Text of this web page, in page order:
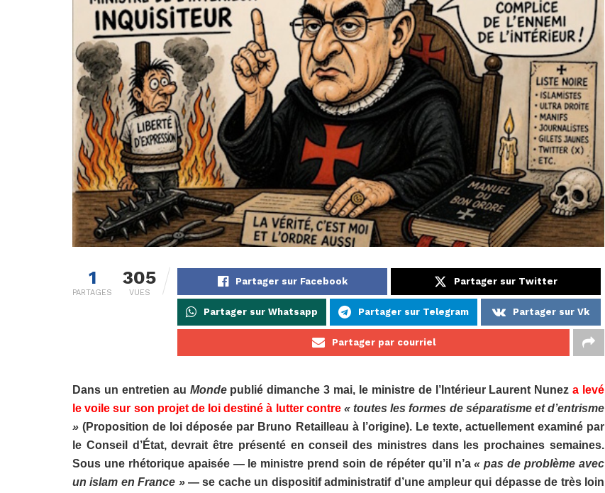
1
PARTAGES
305
VUES
Partager sur Facebook Partager sur Twitter
Partager sur Whatsapp Partager sur Telegram Partager sur Vk
Partager par courriel
Dans un entretien au Mondepublié dimanche 3 mai, le ministre de l’Intérieur Laurent Nunez a levé
le voile sur son projet de loi destiné à lutter contre « toutes les formes de séparatisme et d’entrisme
» (Proposition de loi déposée par Bruno Retailleau à l’origine). Le texte, actuellement examiné par
le Conseil d’État, devrait être présenté en conseil des ministres dans les prochaines semaines.
Sous une rhétorique apaisée — le ministre prend soin de répéter qu’il n’a« pas de problème avec
un islam en France »— se cache un dispositif administratif d’une ampleur qui dépasse de très loin